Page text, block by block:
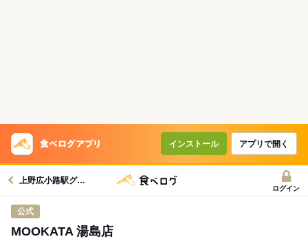
インストール アプリで開く
上野広小路駅グルメへ
ログイン
公式
MOOKATA 湯島店